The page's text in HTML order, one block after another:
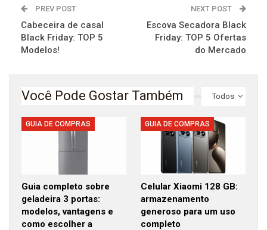
PREV POST
Cabeceira de casal
Black Friday: TOP 5
Modelos!
NEXT POST
Escova Secadora Black
Friday: TOP 5 Ofertas
do Mercado
Todos
Você Pode Gostar Também
GUIA DE COMPRAS
Guia completo sobre
geladeira 3 portas:
modelos, vantagens e
como escolher a
GUIA DE COMPRAS
Celular Xiaomi 128 GB:
armazenamento
generoso para um uso
completo